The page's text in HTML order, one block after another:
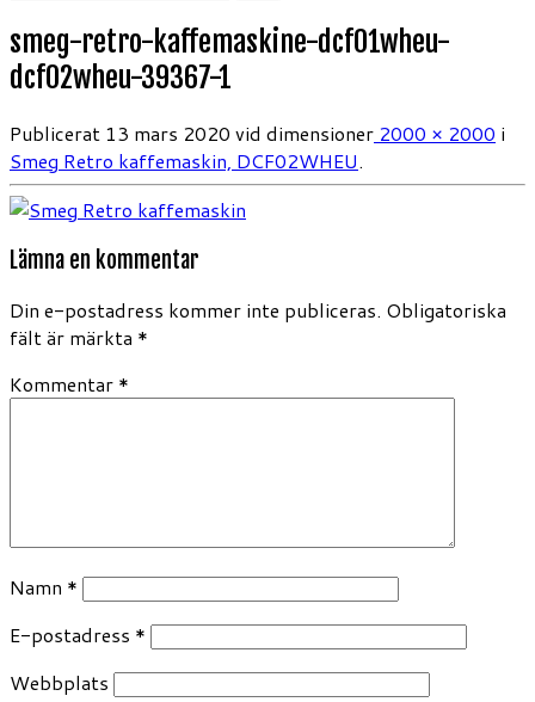
smeg-retro-kaffemaskine-dcf01wheu-
dcf02wheu-39367-1
Publicerat 13 mars 2020 vid dimensioner 2000 × 2000 i
Smeg Retro kaffemaskin, DCF02WHEU.
Lämna en kommentar
Din e-postadress kommer inte publiceras. Obligatoriska
fält är märkta *
Kommentar *
Namn *
E-postadress *
Webbplats